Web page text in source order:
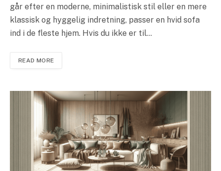
går efter en moderne, minimalistisk stil eller en mere
klassisk og hyggelig indretning, passer en hvid sofa
ind i de fleste hjem. Hvis du ikke er til…
READ MORE